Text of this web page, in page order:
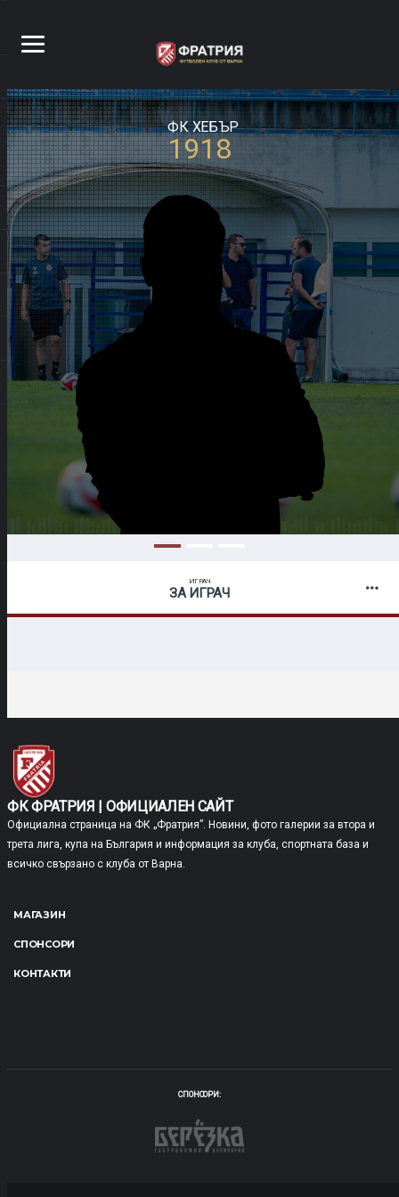
ФК ХЕБЪР
1918
ИГРАЧ
ЗА ИГРАЧ
ФК ФРАТРИЯ | ОФИЦИАЛЕН САЙТ
Официална страница на ФК „Фратрия”. Новини, фото галерии за втора и
трета лига, купа на България и информация за клуба, спортната база и
всичко свързано с клуба от Варна.
МАГАЗИН
СПОНСОРИ
КОНТАКТИ
СПОНСОРИ: